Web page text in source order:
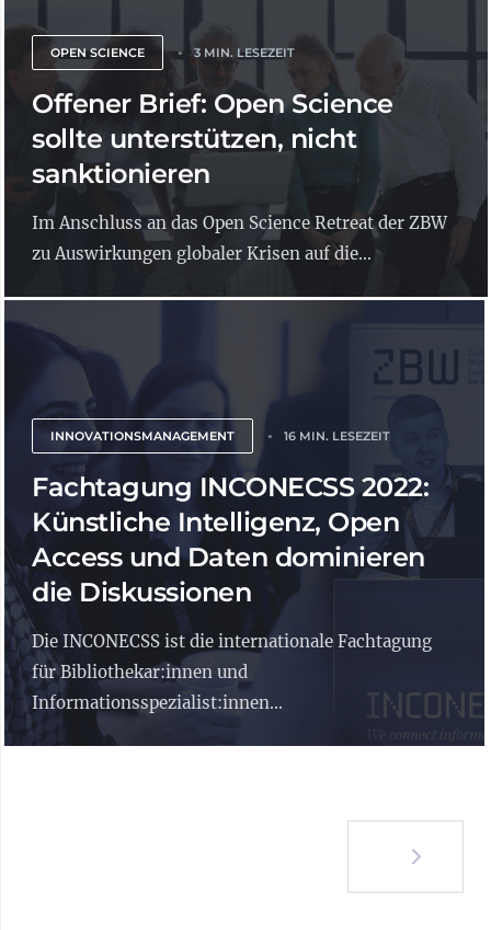
OPEN SCIENCE 3 MIN. LESEZEIT
Offener Brief: Open Science
sollte unterstützen, nicht
sanktionieren
Im Anschluss an das Open Science Retreat der ZBW
zu Auswirkungen globaler Krisen auf die...
INNOVATIONSMANAGEMENT 16 MIN. LESEZEIT
Fachtagung INCONECSS 2022:
Künstliche Intelligenz, Open
Access und Daten dominieren
die Diskussionen
Die INCONECSS ist die internationale Fachtagung
für Bibliothekar:innen und
Informationsspezialist:innen...